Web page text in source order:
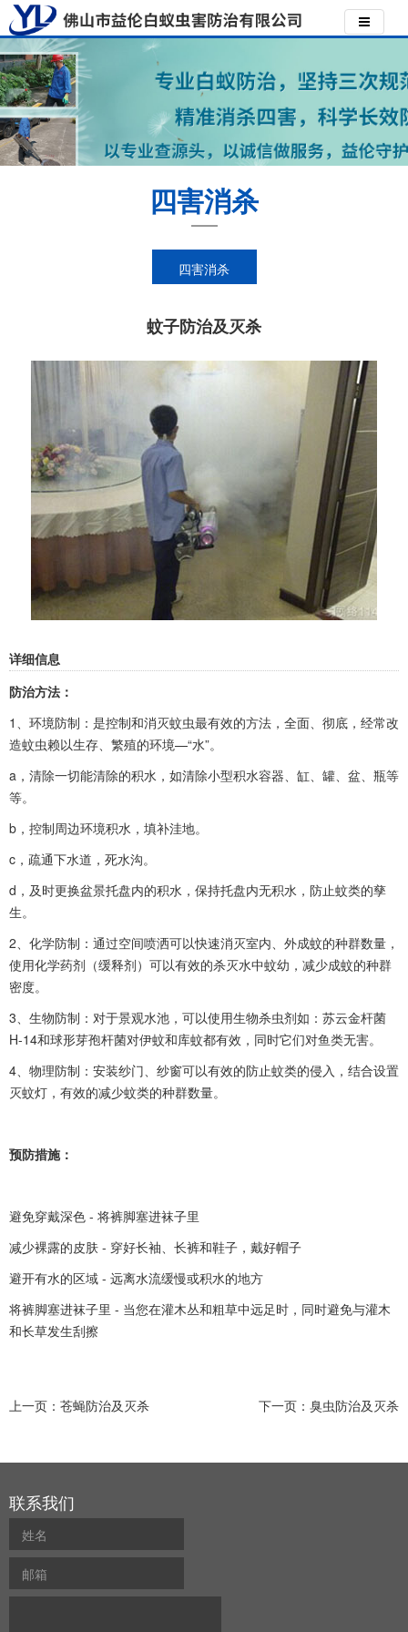
四害消杀
四害消杀
蚊子防治及灭杀
详细信息
防治方法：
1、环境防制：是控制和消灭蚊虫最有效的方法，全面、彻底，经常改
造蚊虫赖以生存、繁殖的环境—“水”。
a，清除一切能清除的积水，如清除小型积水容器、缸、罐、盆、瓶等
等。
b，控制周边环境积水，填补洼地。
c，疏通下水道，死水沟。
d，及时更换盆景托盘内的积水，保持托盘内无积水，防止蚊类的孳
生。
2、化学防制：通过空间喷洒可以快速消灭室内、外成蚊的种群数量，
使用化学药剂（缓释剂）可以有效的杀灭水中蚊幼，减少成蚊的种群
密度。
3、生物防制：对于景观水池，可以使用生物杀虫剂如：苏云金杆菌
H-14和球形芽孢杆菌对伊蚊和库蚊都有效，同时它们对鱼类无害。
4、物理防制：安装纱门、纱窗可以有效的防止蚊类的侵入，结合设置
灭蚊灯，有效的减少蚊类的种群数量。
预防措施：
避免穿戴深色 - 将裤脚塞进袜子里
减少裸露的皮肤 - 穿好长袖、长裤和鞋子，戴好帽子
避开有水的区域 - 远离水流缓慢或积水的地方
将裤脚塞进袜子里 - 当您在灌木丛和粗草中远足时，同时避免与灌木
和长草发生刮擦
上一页： 苍蝇防治及灭杀 下一页： 臭虫防治及灭杀
联系我们